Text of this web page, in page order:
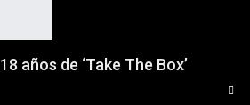
años de ‘Take The Box’